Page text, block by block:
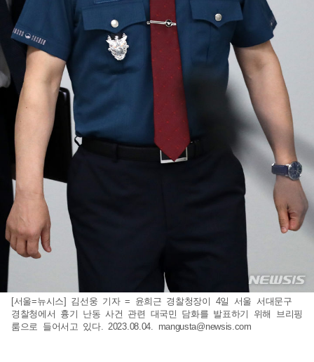
[서울=뉴시스] 김선웅 기자 = 윤희근 경찰청장이 4일 서울 서대문구
경찰청에서 흉기 난동 사건 관련 대국민 담화를 발표하기 위해 브리핑
룸으로 들어서고 있다. 2023.08.04. mangusta@newsis.com